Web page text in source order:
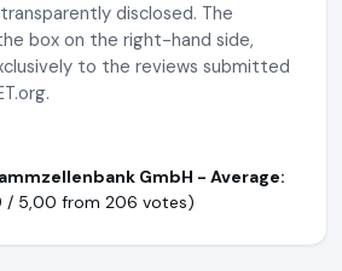
disclosed. The
box on the right-hand side,
to the reviews submitted
GmbH - Average:
/ 5,00 from 206 votes)